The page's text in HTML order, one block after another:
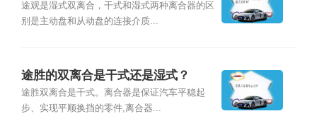
途观是湿式双离合，干式和湿式两种离合器的区
别是主动盘和从动盘的连接介质...
途胜的双离合是干式还是湿式？
途胜双离合是干式。离合器是保证汽车平稳起
步、实现平顺换挡的零件,离合器...